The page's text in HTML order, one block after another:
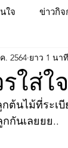
ใจ ข่าวกิจ
ใส่ใ
. 2564 ยาว 1 นาที
ต้นไม้ที่ระเ
กันเลยยย..